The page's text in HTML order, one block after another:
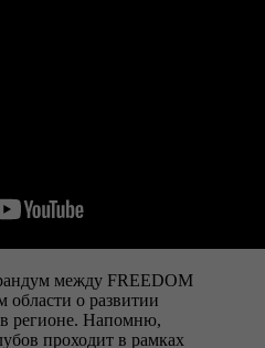
между FREEDOM
о развитии
регионе. Напомню,
проходит в рамках